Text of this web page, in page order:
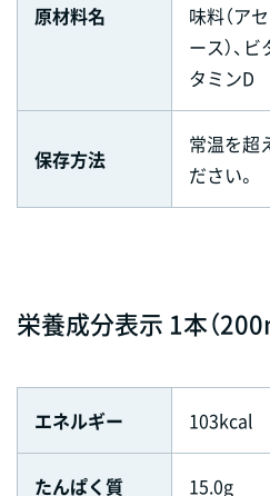
原材料名
味料（ア
ース）、
タミンD
保存方法
常温を超
ださい。
栄養成分表示 1本（
エネルギー 103kcal
たんぱく質 15.0g